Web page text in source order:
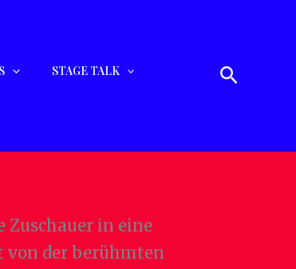
STAGE TALK
Suchen
Zuschauer in eine
der berühmten